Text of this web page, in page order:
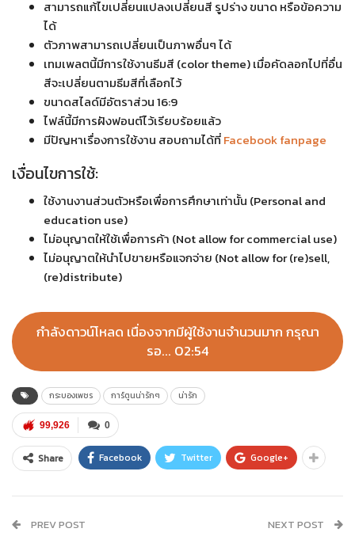
สามารถแก้ไขเปลี่ยนแปลงเปลี่ยนสี รูปร่าง ขนาด หรือข้อความ
ได้
ตัวภาพสามารถเปลี่ยนเป็นภาพอื่นๆ ได้
เทมเพลตนี้มีการใช้งานธีมสี (color theme) เมื่อคัดลอกไปที่อื่น
สีจะเปลี่ยนตามธีมสีที่เลือกไว้
ขนาดสไลด์มีอัตราส่วน 16:9
ไฟล์นี้มีการฝังฟอนต์ไว้เรียบร้อยแล้ว
มีปัญหาเรื่องการใช้งาน สอบถามได้ที่Facebook fanpage
เงื่อนไขการใช้:
ใช้งานงานส่วนตัวหรือเพื่อการศึกษาเท่านั้น (Personal and
education use)
ไม่อนุญาตให้ใช้เพื่อการค้า (Not allow for commercial use)
ไม่อนุญาตให้นำไปขายหรือแจกจ่าย (Not allow for (re)sell,
(re)distribute)
กำลังดาวน์โหลด เนื่องจากมีผู้ใช้งานจำนวนมาก กรุณา
รอ... 02:53
กระบองเพชร การ์ตูนน่ารักๆ น่ารัก
0
99,926
Share Facebook Twitter Google+
PREV POST NEXT POST